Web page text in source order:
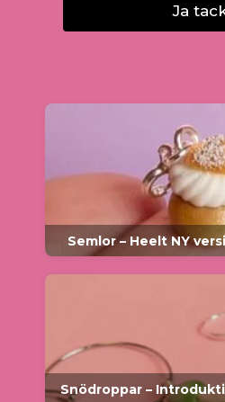
Ja
Semlor – Heelt NY
Snödroppar –